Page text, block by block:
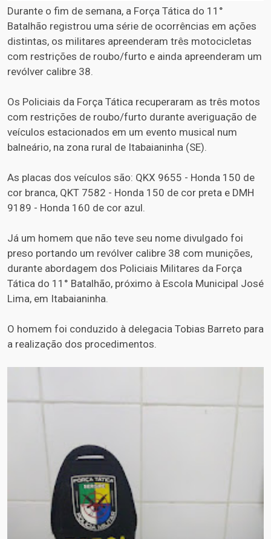
Durante o fim de semana, a Força Tática do 11°
Batalhão registrou uma série de ocorrências em ações
distintas, os militares apreenderam três motocicletas
com restrições de roubo/furto e ainda apreenderam um
revólver calibre 38.
Os Policiais da Força Tática recuperaram as três motos
com restrições de roubo/furto durante averiguação de
veículos estacionados em um evento musical num
balneário, na zona rural de Itabaianinha (SE).
As placas dos veículos são: QKX 9655 - Honda 150 de
cor branca, QKT 7582 - Honda 150 de cor preta e DMH
9189 - Honda 160 de cor azul.
Já um homem que não teve seu nome divulgado foi
preso portando um revólver calibre 38 com munições,
durante abordagem dos Policiais Militares da Força
Tática do 11° Batalhão, próximo à Escola Municipal José
Lima, em Itabaianinha.
O homem foi conduzido à delegacia Tobias Barreto para
a realização dos procedimentos.